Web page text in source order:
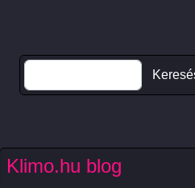
Keresés
Klimo.hu blog